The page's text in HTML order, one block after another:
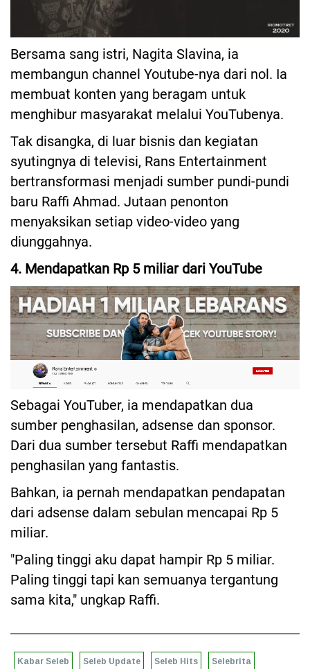
Bersama sang istri, Nagita Slavina, ia
membangun channel Youtube-nya dari nol. Ia
membuat konten yang beragam untuk
menghibur masyarakat melalui YouTubenya.
Tak disangka, di luar bisnis dan kegiatan
syutingnya di televisi, Rans Entertainment
bertransformasi menjadi sumber pundi-pundi
baru Raffi Ahmad. Jutaan penonton
menyaksikan setiap video-video yang
diunggahnya.
4. Mendapatkan Rp 5 miliar dari YouTube
Sebagai YouTuber, ia mendapatkan dua
sumber penghasilan, adsense dan sponsor.
Dari dua sumber tersebut Raffi mendapatkan
penghasilan yang fantastis.
Bahkan, ia pernah mendapatkan pendapatan
dari adsense dalam sebulan mencapai Rp 5
miliar.
"Paling tinggi aku dapat hampir Rp 5 miliar.
Paling tinggi tapi kan semuanya tergantung
sama kita," ungkap Raffi.
Kabar Seleb Seleb Update Seleb Hits Selebrita